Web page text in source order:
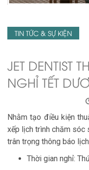
TIN TỨC & SỰ KIỆN
JET DENTIST
NGHỈ TẾT
Nhằm tạo điều kiện
xếp lịch trình chăm sóc
trân trọng thông báo
Thời gian nghỉ: